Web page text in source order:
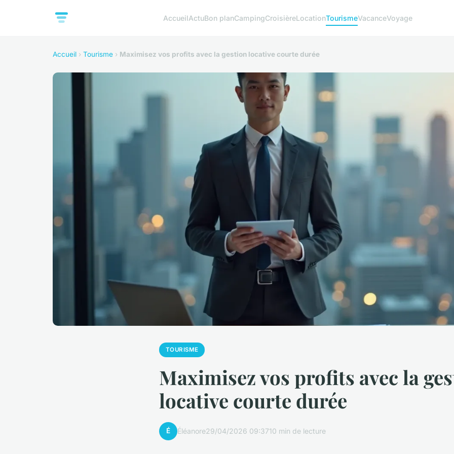
AccueilActuBon planCampingCroisièreLocationTourismeVacanceVoyage
Accueil › Tourisme › Maximisez vos profits avec la gestion locative courte durée
TOURISME
Maximisez vos profits avec la
locative courte durée
É Éléanore29/04/2026 09:3710 min de lecture